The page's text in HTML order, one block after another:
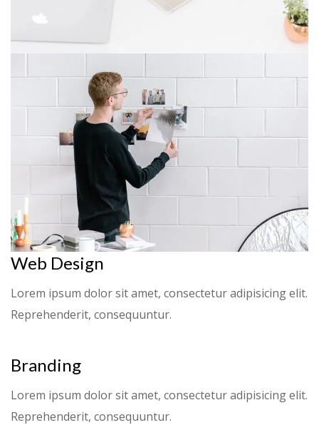
Web Design
Lorem ipsum dolor sit amet, consectetur adipisicing elit.
Reprehenderit, consequuntur.
Branding
Lorem ipsum dolor sit amet, consectetur adipisicing elit.
Reprehenderit, consequuntur.